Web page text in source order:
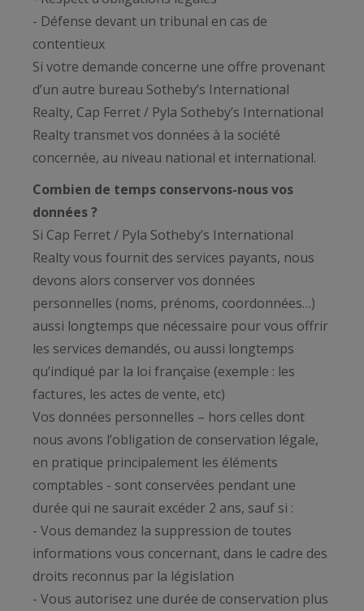
- Défense devant un tribunal en cas de
contentieux
Si votre demande concerne une offre provenant
d’un autre bureau Sotheby’s International
Realty, Cap Ferret / Pyla Sotheby’s International
Realty transmet vos données à la société
concernée, au niveau national et international.
Combien de temps conservons-nous vos
données ?
Si Cap Ferret / Pyla Sotheby’s International
Realty vous fournit des services payants, nous
devons alors conserver vos données
personnelles (noms, prénoms, coordonnées…)
aussi longtemps que nécessaire pour vous offrir
les services demandés, ou aussi longtemps
qu’indiqué par la loi française (exemple : les
factures, les actes de vente, etc)
Vos données personnelles – hors celles dont
nous avons l’obligation de conservation légale,
en pratique principalement les éléments
comptables - sont conservées pendant une
durée qui ne saurait excéder 2 ans, sauf si :
- Vous demandez la suppression de toutes
informations vous concernant, dans le cadre des
droits reconnus par la législation
- Vous autorisez une durée de conservation plus